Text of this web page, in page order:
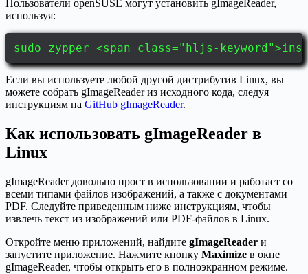
Пользователи openSUSE могут установить gImageReader,
используя:
sudo zypper <span class="hljs-
Если вы используете любой другой дистрибутив Linux, вы
можете собрать gImageReader из исходного кода, следуя
инструкциям на GitHub gImageReader.
Как использовать gImageReader в
Linux
gImageReader довольно прост в использовании и работает со
всеми типами файлов изображений, а также с документами
PDF. Следуйте приведенным ниже инструкциям, чтобы
извлечь текст из изображений или PDF-файлов в Linux.
Откройте меню приложений, найдите gImageReader и
запустите приложение. Нажмите кнопку Maximize в окне
gImageReader, чтобы открыть его в полноэкранном режиме.